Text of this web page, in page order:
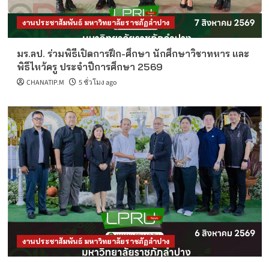
งานประชาสัมพันธ์ มหาวิทยาลัยราชภัฏลำปาง
มร.ลป. ร่วมพิธีเปิดการฝึก-ศึกษา นักศึกษาวิชาทหาร และ
พิธีไหว้ครู ประจำปีการศึกษา 2569
CHANATIP.M 5 ชั่วโมง ago
งานประชาสัมพันธ์ มหาวิทยาลัยราชภัฏลำปาง